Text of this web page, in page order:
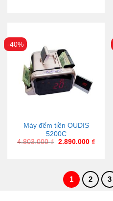
-40%
Máy đếm tiền OUDIS
5200C
4.803.000₫ 2.890.000 ₫
1 2 3